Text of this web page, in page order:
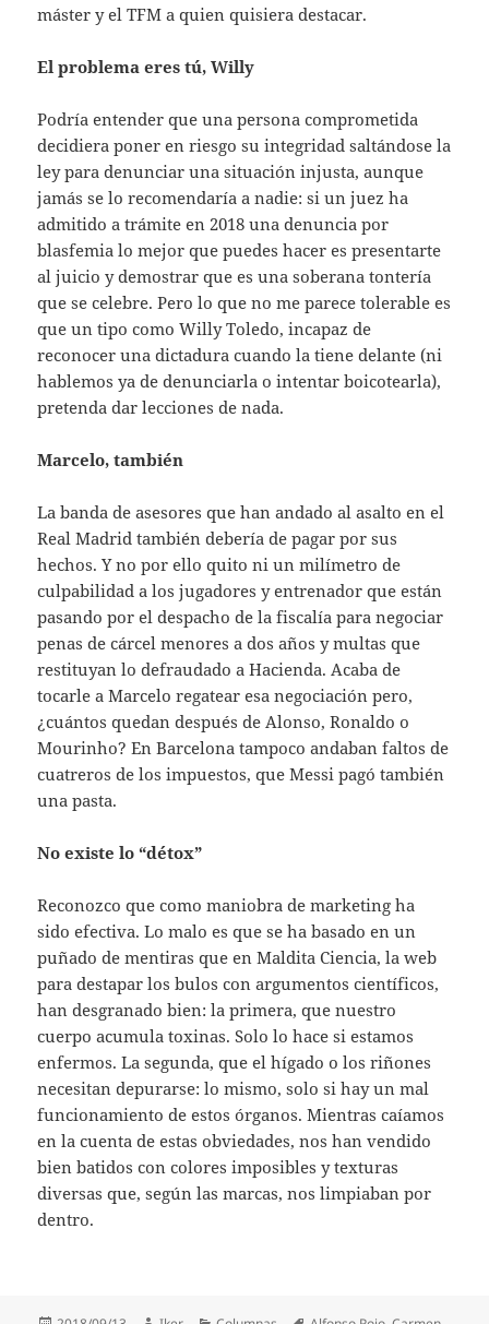
máster y el TFM a quien quisiera destacar.
El problema eres tú, Willy
Podría entender que una persona comprometida
decidiera poner en riesgo su integridad saltándose la
ley para denunciar una situación injusta, aunque
jamás se lo recomendaría a nadie: si un juez ha
admitido a trámite en 2018 una denuncia por
blasfemia lo mejor que puedes hacer es presentarte
al juicio y demostrar que es una soberana tontería
que se celebre. Pero lo que no me parece tolerable es
que un tipo como Willy Toledo, incapaz de
reconocer una dictadura cuando la tiene delante (ni
hablemos ya de denunciarla o intentar boicotearla),
pretenda dar lecciones de nada.
Marcelo, también
La banda de asesores que han andado al asalto en el
Real Madrid también debería de pagar por sus
hechos. Y no por ello quito ni un milímetro de
culpabilidad a los jugadores y entrenador que están
pasando por el despacho de la fiscalía para negociar
penas de cárcel menores a dos años y multas que
restituyan lo defraudado a Hacienda. Acaba de
tocarle a Marcelo regatear esa negociación pero,
¿cuántos quedan después de Alonso, Ronaldo o
Mourinho? En Barcelona tampoco andaban faltos de
cuatreros de los impuestos, que Messi pagó también
una pasta.
No existe lo “détox”
Reconozco que como maniobra de marketing ha
sido efectiva. Lo malo es que se ha basado en un
puñado de mentiras que en Maldita Ciencia, la web
para destapar los bulos con argumentos científicos,
han desgranado bien: la primera, que nuestro
cuerpo acumula toxinas. Solo lo hace si estamos
enfermos. La segunda, que el hígado o los riñones
necesitan depurarse: lo mismo, solo si hay un mal
funcionamiento de estos órganos. Mientras caíamos
en la cuenta de estas obviedades, nos han vendido
bien batidos con colores imposibles y texturas
diversas que, según las marcas, nos limpiaban por
dentro.